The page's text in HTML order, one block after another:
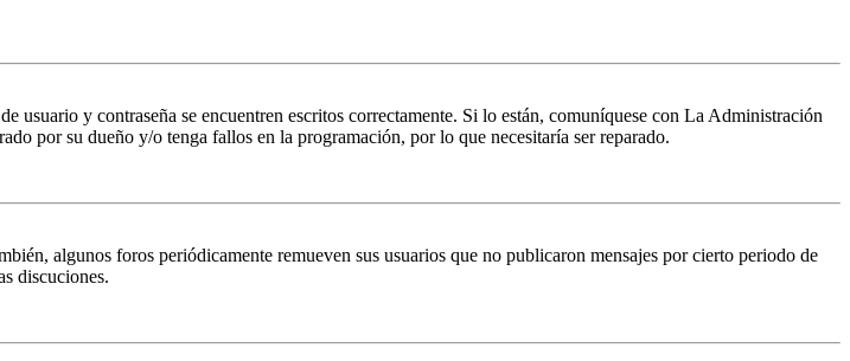
usuario y contraseña se encuentren escritos correctamente. Si lo están, comuníquese con La Administración
por su dueño y/o tenga fallos en la programación, por lo que necesitaría ser reparado.
algunos foros periódicamente remueven sus usuarios que no publicaron mensajes por cierto periodo de
discuciones.